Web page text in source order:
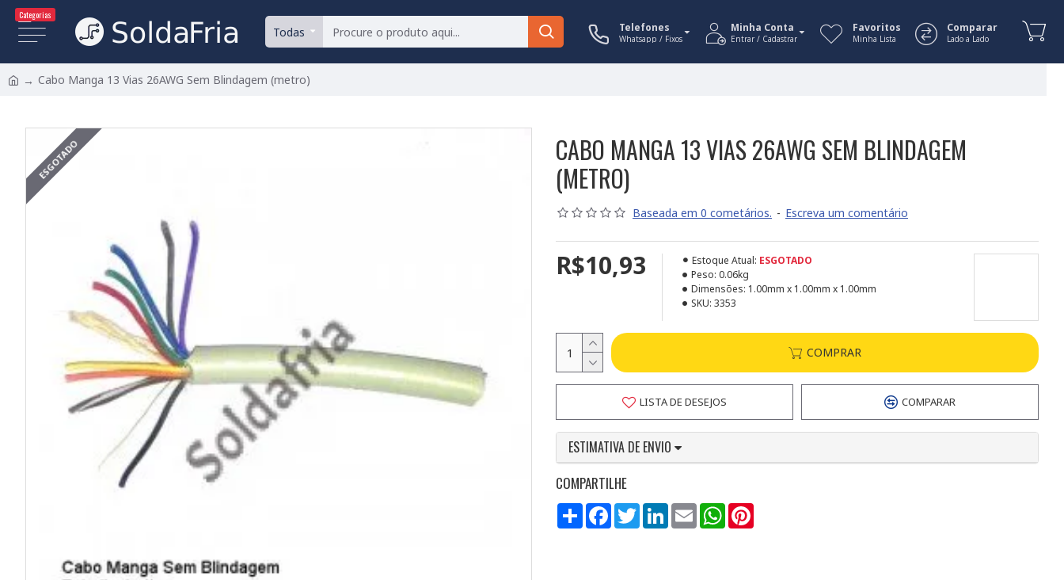
Categorias
Todas Telefones
Whatsapp / Fixos
Minha Conta
Entrar / Cadastrar
Favoritos
Minha Lista
Comparar
Lado a Lado
Cabo Manga 13 Vias 26AWG Sem Blindagem (metro)
ESGOTADO
CABO MANGA 13 VIAS 26AWG SEM BLINDAGEM
(METRO)
Baseada em 0 cometários. - Escreva um comentário
R$10,93 Estoque Atual: ESGOTADO
Peso: 0.06kg
Dimensões: 1.00mm x 1.00mm x 1.00mm
SKU: 3353
COMPRAR
LISTA DE DESEJOS COMPARAR
ESTIMATIVA DE ENVIO
COMPARTILHE
Compartilhar
FacebookTwitterLinkedInEmail WhatsApp